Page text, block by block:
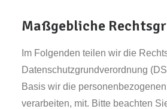
Maßgebliche
Im Folgenden teilen wir die
Datenschutzgrundverordnung
Basis wir die
verarbeiten, mit. Bitte beachten